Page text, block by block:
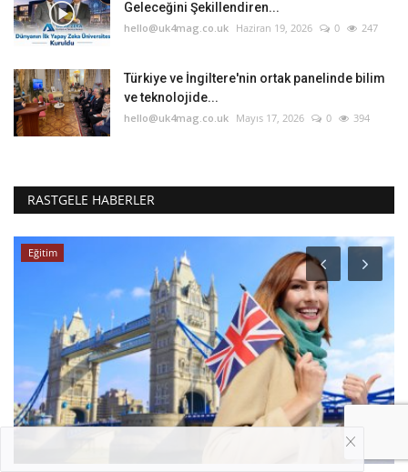
Geleceğini Şekillendiren...
hello@uk4mag.co.uk Haziran 19, 2026 0 247
Türkiye ve İngiltere'nin ortak panelinde bilim
ve teknolojide...
hello@uk4mag.co.uk Mayıs 17, 2026 0 394
RASTGELE HABERLER
GZT